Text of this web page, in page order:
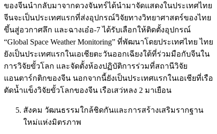
ของจีนนำกลับมาจากดวงจันทร์ได้นำมาจัดแสดงในประเทศไทย
จีนจะเป็นประเทศแรกที่ส่งอุปกรณ์วิจัยทางวิทยาศาสตร์ของไทย
ขึ้นสู่อวกาศลึก และฉางเอ๋อ-7 ได้รับเลือกให้ติดตั้งอุปกรณ์
“Global Space Weather Monitoring” ที่พัฒนาโดยประเทศไทย ไทย
ยังเป็นประเทศแรกในเอเชียตะวันออกเฉียงใต้ที่ร่วมมือกับจีนใน
การวิจัยขั้วโลก และจัดตั้งห้องปฏิบัติการร่วมที่สถานีวิจัย
แอนตาร์กติกของจีน นอกจากนี้ยังเป็นประเทศแรกในเอเชียที่เรือ
ตัดน้ำแข็งวิจัยขั้วโลกของจีน เรือเสว่หลง 2 มาเยือน
สังคม วัฒนธรรมใกล้ชิดกันและการสร้างเสริมรากฐาน
ใหม่แห่งมิตรภาพ